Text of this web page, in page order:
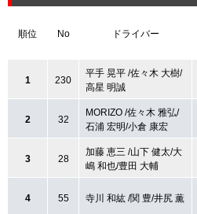
順位 No ドライバー
1 230
平手 晃平 /佐々木 大樹/
高星 明誠
2 32
MORIZO /佐々木 雅弘/
石浦 宏明/小倉 康宏
3 28
加藤 恵三 /山下 健太/大
嶋 和也/豊田 大輔
4 55 寺川 和紘 /関 豊/井尻 薫